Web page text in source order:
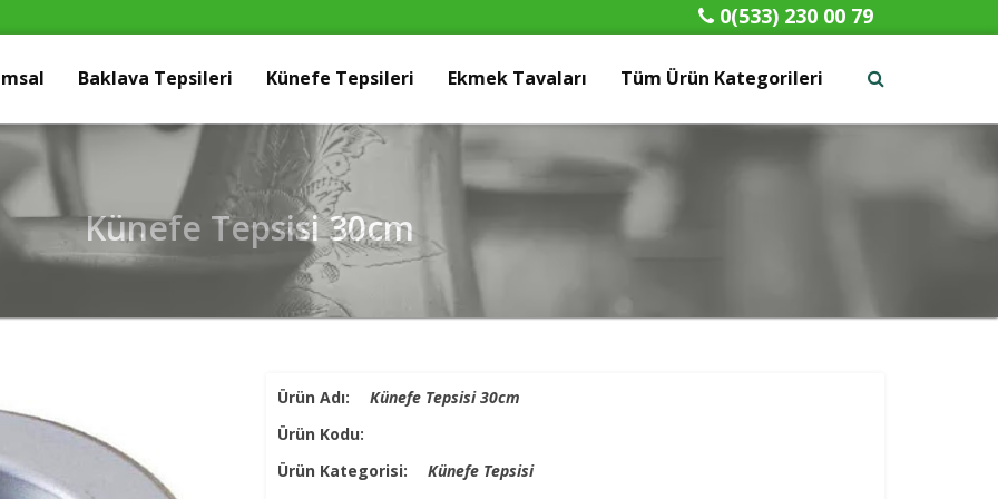
0(533) 230 00 79
Baklava Tepsileri Künefe Tepsileri Ekmek Tavaları Tüm Ürün Kategorileri
Künefe Tepsisi 30cm
Ürün Adı: Künefe Tepsisi 30cm
Ürün Kodu:
Ürün Kategorisi: Künefe Tepsisi